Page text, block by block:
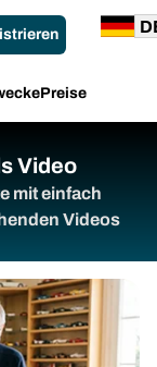
Preise
Video
mit einfach
Videos